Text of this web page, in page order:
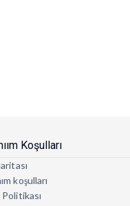
Koşulları
koşulları